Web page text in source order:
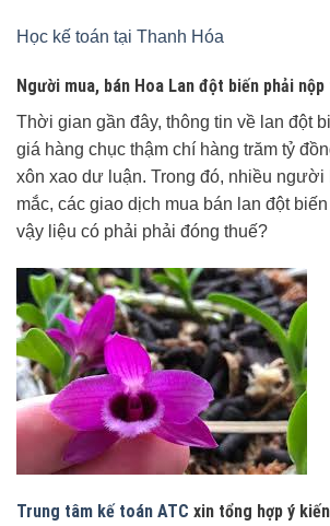
Học kế toán tại Thanh Hóa
Người mua, bán Hoa Lan đột biến phải
Thời gian gần đây, thông tin về lan đột
giá hàng chục thậm chí hàng trăm tỷ
xôn xao dư luận. Trong đó, nhiều người
mắc, các giao dịch mua bán lan đột
vậy liệu có phải phải đóng thuế?
Trung tâm kế toán ATC xin tổng hợp ý